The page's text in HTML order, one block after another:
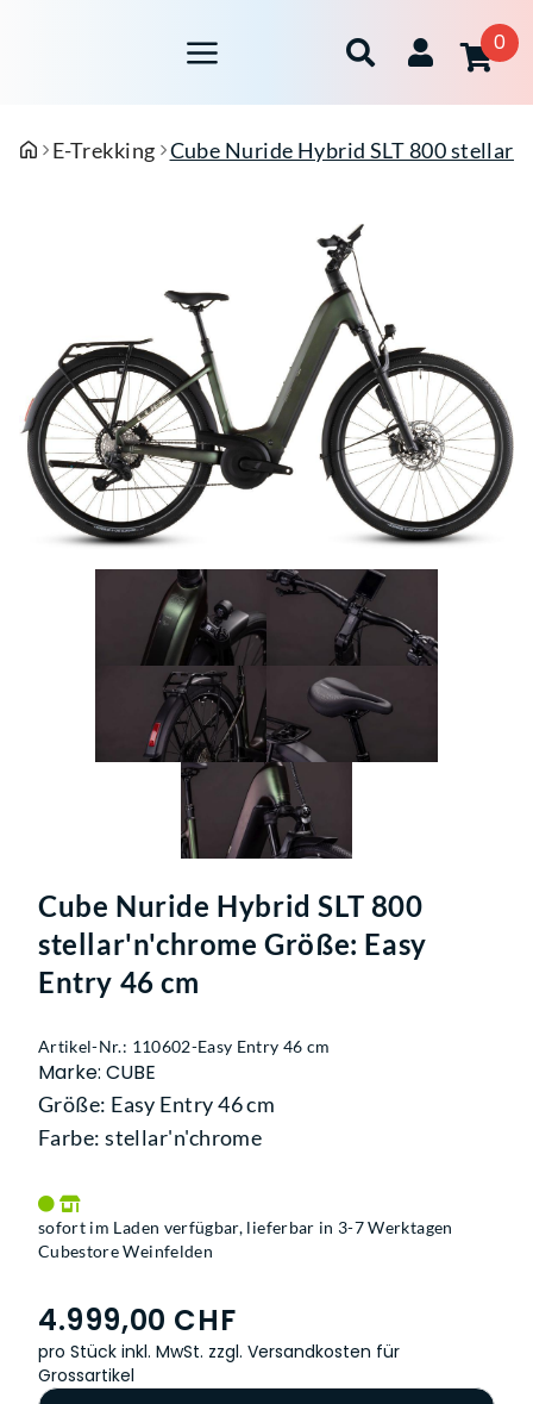
0
E-Trekking Cube Nuride Hybrid SLT 800
Cube Nuride Hybrid SLT 800
stellar'n'chrome Größe: Easy
Entry 46 cm
Artikel-Nr.: 110602-Easy Entry 46 cm
Marke: CUBE
Größe: Easy Entry 46 cm
Farbe: stellar'n'chrome
sofort im Laden verfügbar, lieferbar in 3-7 Werktagen
Cubestore Weinfelden
4.999,00 CHF
pro Stück inkl. MwSt. zzgl. Versandkosten für
Grossartikel